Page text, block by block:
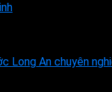
Long An chuyên